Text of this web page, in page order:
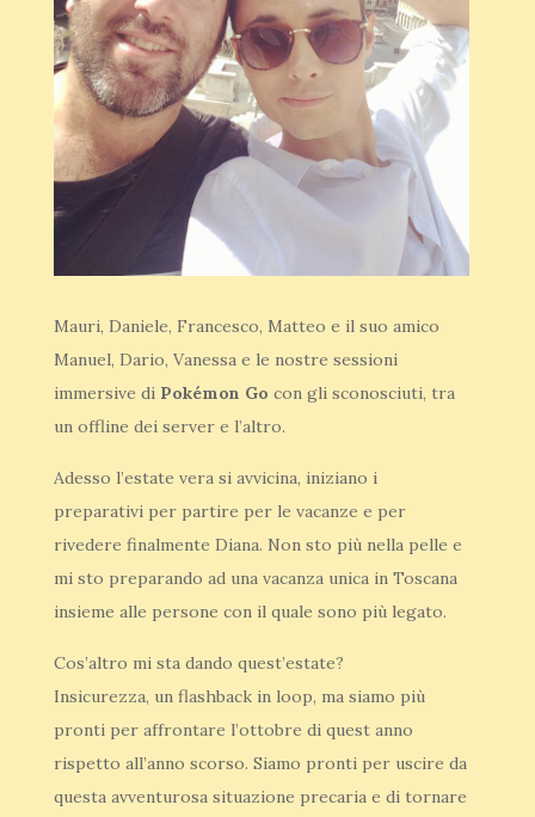
Mauri, Daniele, Francesco, Matteo e il suo amico
Manuel, Dario, Vanessa e le nostre sessioni
immersive di Pokémon Go con gli sconosciuti, tra
un offline dei server e l’altro.
Adesso l’estate vera si avvicina, iniziano i
preparativi per partire per le vacanze e per
rivedere finalmente Diana. Non sto più nella pelle e
mi sto preparando ad una vacanza unica in Toscana
insieme alle persone con il quale sono più legato.
Cos’altro mi sta dando quest’estate?
Insicurezza, un flashback in loop, ma siamo più
pronti per affrontare l’ottobre di quest anno
rispetto all’anno scorso. Siamo pronti per uscire da
questa avventurosa situazione precaria e di tornare